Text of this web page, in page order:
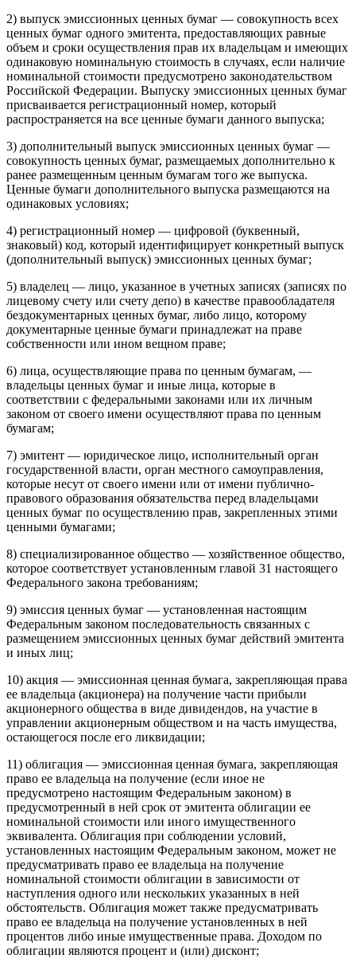
2) выпуск эмиссионных ценных бумаг — совокупность всех
ценных бумаг одного эмитента, предоставляющих равные
объем и сроки осуществления прав их владельцам и имеющих
одинаковую номинальную стоимость в случаях, если наличие
номинальной стоимости предусмотрено законодательством
Российской Федерации. Выпуску эмиссионных ценных бумаг
присваивается регистрационный номер, который
распространяется на все ценные бумаги данного выпуска;
3) дополнительный выпуск эмиссионных ценных бумаг —
совокупность ценных бумаг, размещаемых дополнительно к
ранее размещенным ценным бумагам того же выпуска.
Ценные бумаги дополнительного выпуска размещаются на
одинаковых условиях;
4) регистрационный номер — цифровой (буквенный,
знаковый) код, который идентифицирует конкретный выпуск
(дополнительный выпуск) эмиссионных ценных бумаг;
5) владелец — лицо, указанное в учетных записях (записях по
лицевому счету или счету депо) в качестве правообладателя
бездокументарных ценных бумаг, либо лицо, которому
документарные ценные бумаги принадлежат на праве
собственности или ином вещном праве;
6) лица, осуществляющие права по ценным бумагам, —
владельцы ценных бумаг и иные лица, которые в
соответствии с федеральными законами или их личным
законом от своего имени осуществляют права по ценным
бумагам;
7) эмитент — юридическое лицо, исполнительный орган
государственной власти, орган местного самоуправления,
которые несут от своего имени или от имени публично-
правового образования обязательства перед владельцами
ценных бумаг по осуществлению прав, закрепленных этими
ценными бумагами;
8) специализированное общество — хозяйственное общество,
которое соответствует установленным главой 31 настоящего
Федерального закона требованиям;
9) эмиссия ценных бумаг — установленная настоящим
Федеральным законом последовательность связанных с
размещением эмиссионных ценных бумаг действий эмитента
и иных лиц;
10) акция — эмиссионная ценная бумага, закрепляющая права
ее владельца (акционера) на получение части прибыли
акционерного общества в виде дивидендов, на участие в
управлении акционерным обществом и на часть имущества,
остающегося после его ликвидации;
11) облигация — эмиссионная ценная бумага, закрепляющая
право ее владельца на получение (если иное не
предусмотрено настоящим Федеральным законом) в
предусмотренный в ней срок от эмитента облигации ее
номинальной стоимости или иного имущественного
эквивалента. Облигация при соблюдении условий,
установленных настоящим Федеральным законом, может не
предусматривать право ее владельца на получение
номинальной стоимости облигации в зависимости от
наступления одного или нескольких указанных в ней
обстоятельств. Облигация может также предусматривать
право ее владельца на получение установленных в ней
процентов либо иные имущественные права. Доходом по
облигации являются процент и (или) дисконт;